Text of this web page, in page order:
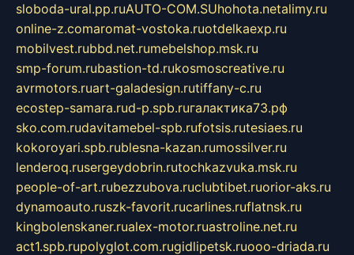
sloboda-ural.pp.ruAUTO-COM.SUhohota.netalimy.ru
online-z.comaromat-vostoka.ruotdelkaexp.ru
mobilvest.rubbd.net.rumebelshop.msk.ru
smp-forum.rubastion-td.rukosmoscreative.ru
avrmotors.ruart-galadesign.rutiffany-c.ru
ecostep-samara.rud-p.spb.ruгалактика73.рф
sko.com.rudavitamebel-spb.rufotsis.rutesiaes.ru
kokoroyari.spb.rublesna-kazan.rumossilver.ru
lenderoq.rusergeydobrin.rutochkazvuka.msk.ru
people-of-art.rubezzubova.ruclubtibet.ruorior-aks.ru
dynamoauto.ruszk-favorit.rucarlines.ruflatnsk.ru
kingbolenskaner.rualex-motor.ruastroline.net.ru
act1.spb.rupolyglot.com.rugidlipetsk.ruooo-driada.ru